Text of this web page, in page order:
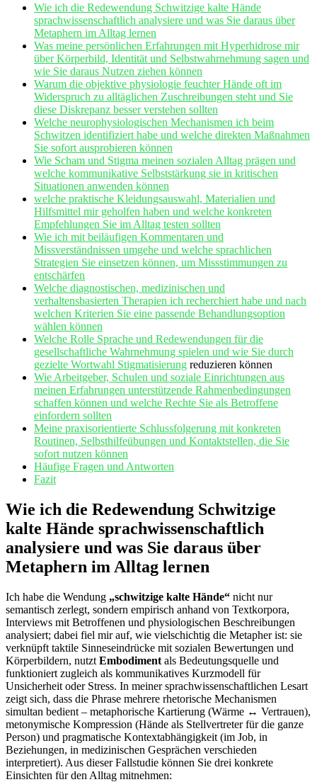
Wie ich die‌ Redewendung ​Schwitzige kalte Hände
sprachwissenschaftlich analysiere und was Sie daraus über
Metaphern​ im Alltag lernen
Was meine persönlichen Erfahrungen mit Hyperhidrose mir
über Körperbild, Identität⁢ und Selbstwahrnehmung sagen und‌
wie Sie ⁤daraus Nutzen ziehen⁣ können
Warum die objektive physiologie feuchter ⁣Hände oft‍ im
Widerspruch zu alltäglichen ⁣Zuschreibungen steht und Sie
diese Diskrepanz besser verstehen ⁣sollten
Welche neurophysiologischen Mechanismen ich beim
Schwitzen identifiziert habe und welche direkten Maßnahmen
Sie sofort ‌ausprobieren können
Wie Scham und Stigma ​meinen sozialen ‍Alltag⁤ prägen und
welche kommunikative ⁣Selbststärkung sie in kritischen
Situationen anwenden⁤ können
welche praktische ⁢Kleidungsauswahl, Materialien und
Hilfsmittel mir⁢ geholfen haben⁢ und welche ​konkreten
‍Empfehlungen Sie im Alltag testen sollten
Wie‍ ich ‍mit beiläufigen Kommentaren und
Missverständnissen umgehe und welche sprachlichen
Strategien Sie einsetzen können, um Missstimmungen zu
⁣entschärfen
Welche ⁢diagnostischen,‌ medizinischen und
verhaltensbasierten Therapien⁤ ich recherchiert habe und nach
welchen Kriterien Sie eine passende Behandlungsoption
wählen ‌können
Welche Rolle‌ Sprache und Redewendungen für die
gesellschaftliche Wahrnehmung spielen und wie ⁣Sie‌ durch
gezielte Wortwahl Stigmatisierung reduzieren⁣ können
Wie Arbeitgeber, Schulen​ und soziale Einrichtungen aus
meinen Erfahrungen​ unterstützende ⁤Rahmenbedingungen
⁣schaffen können und ‍welche ⁣Rechte Sie als Betroffene
einfordern sollten
Meine praxisorientierte Schlussfolgerung mit ​konkreten
Routinen, Selbsthilfeübungen und Kontaktstellen, die ‌Sie
sofort nutzen können
Häufige Fragen und Antworten
Fazit
Wie ich die Redewendung⁣ Schwitzige
kalte ‌Hände sprachwissenschaftlich
analysiere und was Sie daraus über
Metaphern im Alltag lernen
Ich habe die Wendung‍ „schwitzige kalte Hände“ nicht nur
semantisch zerlegt, sondern‍ empirisch anhand von Textkorpora,
Interviews ⁢mit Betroffenen und physiologischen⁢ Beschreibungen
analysiert; dabei fiel mir auf, ⁣wie vielschichtig die Metapher ist: sie
verknüpft taktile Sinneseindrücke mit sozialen Bewertungen und
Körperbildern, nutzt Embodiment als Bedeutungsquelle und‌
funktioniert zugleich​ als kommunikatives Kurzmodell ‌für
Unsicherheit ‍oder ⁤Stress. In meiner ​sprachwissenschaftlichen Lesart
zeigt sich, dass die Phrase mehrere rhetorische Mechanismen
simultan bedient – metaphorische Kartierung (Wärme‍ ↔ Vertrauen),
metonymische ‍Kompression (Hände als Stellvertreter für die ⁢ganze⁢
Person) ‍und⁢ pragmatische Kontextabhängigkeit (im Job, in
Beziehungen,⁢ in medizinischen Gesprächen verschieden⁤
interpretiert). Aus ⁢dieser Fallstudie können Sie drei konkrete
Einsichten für den Alltag mitnehmen: